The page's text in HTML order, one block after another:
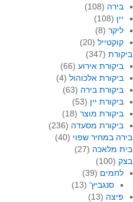
בירה (108)
יין (108)
ליקר (8)
קוקטייל (20)
ביקורת(347)
ביקורת אירוע (66)
ביקורת אלכוהול (4)
ביקורת בירה (63)
ביקורת יין (53)
ביקורת מוצר (18)
ביקורת מסעדה (236)
בירה במחיר שפוי (40)
בית מלאכה (27)
בצק(100)
לחמים (39)
סנגביץ'(13)
פיצה (13)